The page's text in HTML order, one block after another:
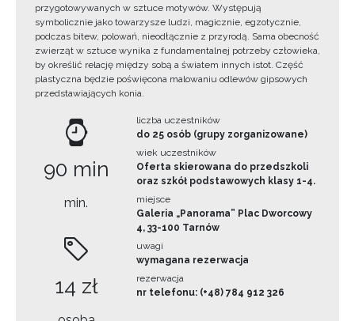
przygotowywanych w sztuce motywów. Występują
symbolicznie jako towarzysze ludzi, magicznie, egzotycznie,
podczas bitew, polowań, nieodłącznie z przyrodą. Sama obecność
zwierząt w sztuce wynika z fundamentalnej potrzeby człowieka,
by określić relację między sobą a światem innych istot. Część
plastyczna będzie poświęcona malowaniu odlewów gipsowych
przedstawiających konia.
90 min
min.
14 zł
liczba uczestników
do 25 osób (grupy zorganizowane)
wiek uczestników
Oferta skierowana do przedszkoli
oraz szkół podstawowych klasy 1-4.
miejsce
Galeria „Panorama” Plac Dworcowy
4, 33-100 Tarnów
uwagi
wymagana rezerwacja
rezerwacja
nr telefonu: (+48) 784 912 326